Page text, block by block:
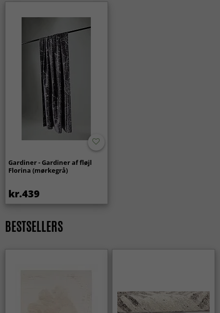
Gardiner - Gardiner af fløjl
Florina (mørkegrå)
kr.439
BESTSELLERS